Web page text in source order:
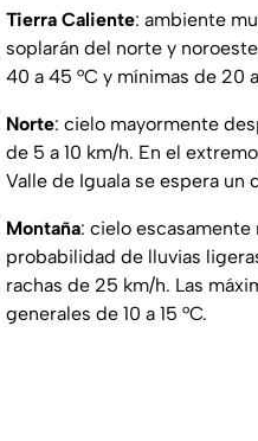
Tierra Caliente: ambiente
soplarán del norte y
40 a 45 °C y mínimas de 20
Norte: cielo mayormente
de 5 a 10 km/h. En el
Valle de Iguala se espera un
Montaña: cielo
probabilidad de lluvias
rachas de 25 km/h. Las
generales de 10 a 15 °C.